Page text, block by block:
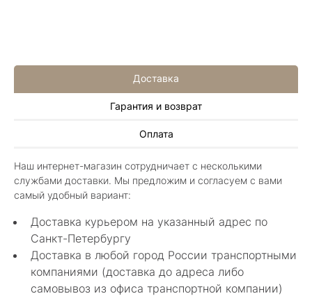
Доставка
Гарантия и возврат
Оплата
Наш интернет-магазин сотрудничает с несколькими
службами доставки. Мы предложим и согласуем с вами
самый удобный вариант:
Доставка курьером на указанный адрес по
Санкт-Петербургу
Доставка в любой город России транспортными
компаниями (доставка до адреса либо
самовывоз из офиса транспортной компании)
Нелли Г.
Каждый раз бывая на Большой Конюшенной
12 в Санкт-Петербурге посещаю этот
уникальный салон-магазин.Индивидуальный
гид по стилю и персональные " ювелирные
феи-специалисты" помогут определиться с
выбором ! Украшения из этого бутика
неповторимы , всегда становятся самыми
любимыми и носимыми! Спасибо Вам за
красоту !! Рекомендую к посещению
непременно!!!!
Показать полностью
arcobaleno04
27 декабря 2024